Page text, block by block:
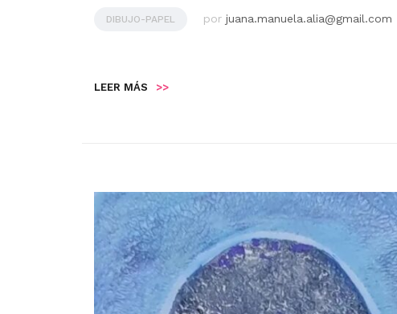
DIBUJO-PAPEL por juana.manuela.alia@gmail.com
LEER MÁS >>